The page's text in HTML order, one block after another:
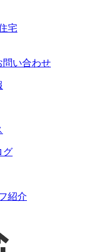
宅
問い合わせ
グ
紹介